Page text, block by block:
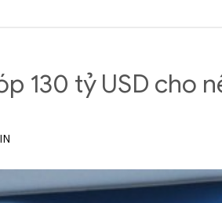
130 tỷ USD cho